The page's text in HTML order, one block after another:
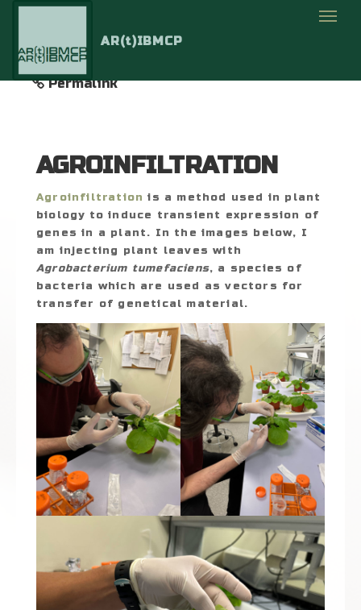
AR(t)IBMCP
JUL 2022
Carlos Castellanos
No Comments
Permalink
AGROINFILTRATION
Agroinfiltration is a method used in plant
biology to induce transient expression of
genes in a plant. In the images below, I
am injecting plant leaves with
Agrobacterium tumefaciens, a species of
bacteria which are used as vectors for
transfer of genetical material.